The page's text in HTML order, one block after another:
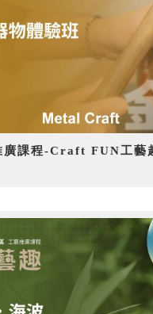
廣課程-Craft FUN工藝